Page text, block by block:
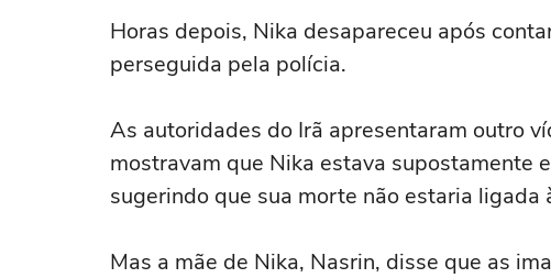
Horas depois, Nika desapareceu após
perseguida pela polícia.
As autoridades do Irã apresentaram outro
mostravam que Nika estava
sugerindo que sua morte não estaria ligada
Mas a mãe de Nika, Nasrin, disse que as